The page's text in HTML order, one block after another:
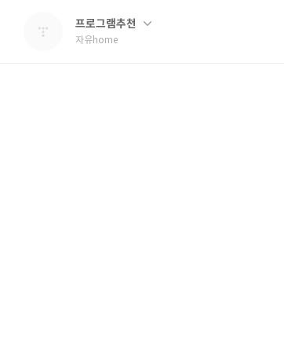
프로그램추천
자유home